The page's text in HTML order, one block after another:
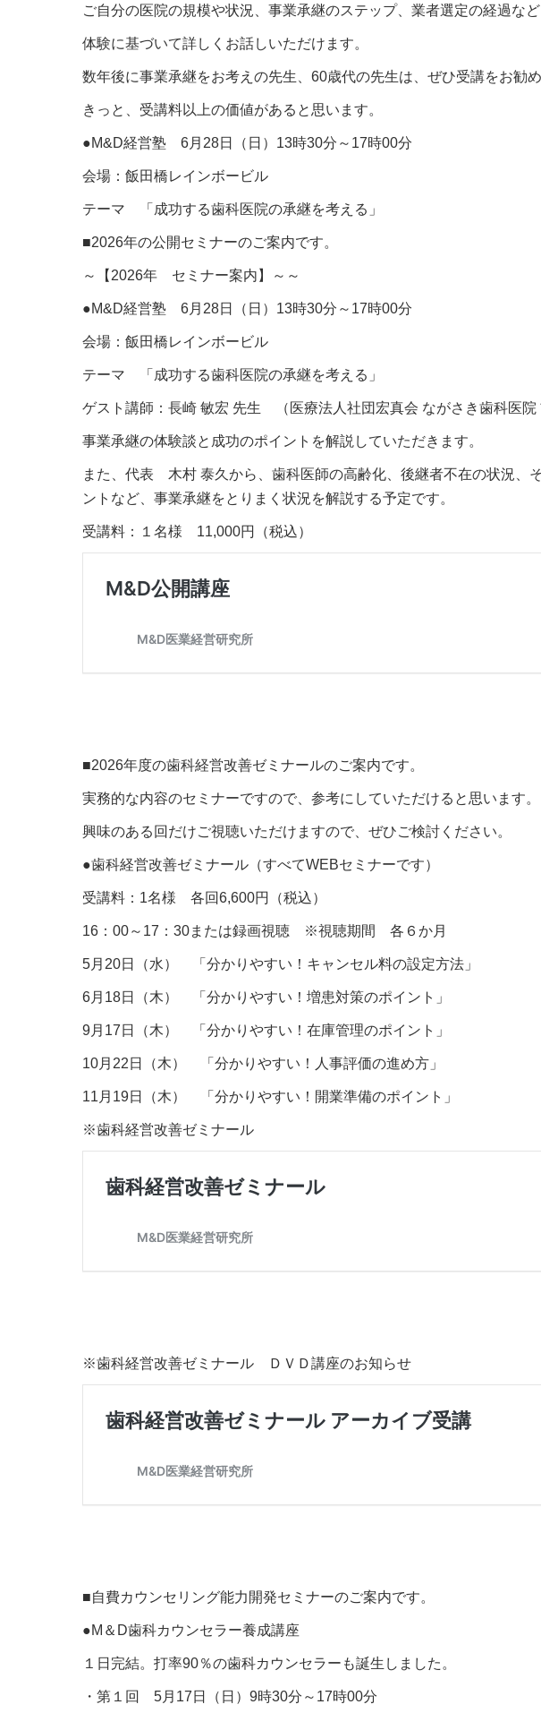
ご自分の医院の規模や状況、事業承継のステップ、業者選定の経過など
体験に基づいて詳しくお話しいただけます。
数年後に事業承継をお考えの先生、60歳代の先生は、ぜひ受講をお勧め
きっと、受講料以上の価値があると思います。
●M&D経営塾 6月28日（日）13時30分～17時00分
会場：飯田橋レインボービル
テーマ 「成功する歯科医院の承継を考える」
■2026年の公開セミナーのご案内です。
～【2026年 セミナー案内】～～
●M&D経営塾 6月28日（日）13時30分～17時00分
会場：飯田橋レインボービル
テーマ 「成功する歯科医院の承継を考える」
ゲスト講師：長崎 敏宏 先生 （医療法人社団宏真会 ながさき歯科医院
事業承継の体験談と成功のポイントを解説していただきます。
また、代表 木村 泰久から、歯科医師の高齢化、後継者不在の状況、
ントなど、事業承継をとりまく状況を解説する予定です。
受講料：１名様 11,000円（税込）
■2026年度の歯科経営改善ゼミナールのご案内です。
実務的な内容のセミナーですので、参考にしていただけると思います。
興味のある回だけご視聴いただけますので、ぜひご検討ください。
●歯科経営改善ゼミナール（すべてWEBセミナーです）
受講料：1名様 各回6,600円（税込）
16：00～17：30または録画視聴 ※視聴期間 各６か月
5月20日（水） 「分かりやすい！キャンセル料の設定方法」
6月18日（木） 「分かりやすい！増患対策のポイント」
9月17日（木） 「分かりやすい！在庫管理のポイント」
10月22日（木） 「分かりやすい！人事評価の進め方」
11月19日（木） 「分かりやすい！開業準備のポイント」
※歯科経営改善ゼミナール
※歯科経営改善ゼミナール ＤＶＤ講座のお知らせ
■自費カウンセリング能力開発セミナーのご案内です。
●M＆D歯科カウンセラー養成講座
１日完結。打率90％の歯科カウンセラーも誕生しました。
・第１回 5月17日（日）9時30分～17時00分